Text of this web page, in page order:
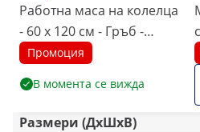
Работна маса на колелца
- 60 x 120 см - Гръб -
товароносимост 158 кг -
Промоция
В момента се вижда
Размери (ДxШxВ)